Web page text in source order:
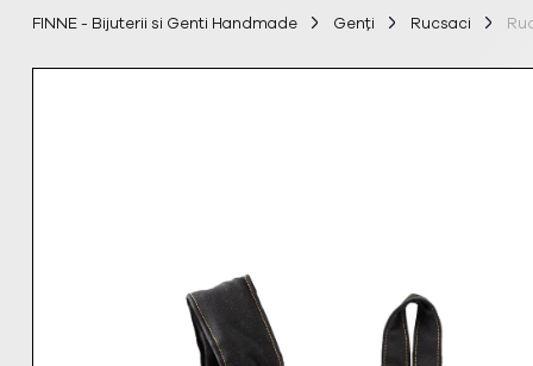
FINNE - Bijuterii si Genti Handmade Genți Rucsaci